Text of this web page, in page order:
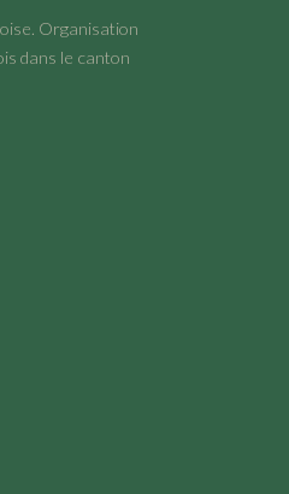
Organisation
dans le canton